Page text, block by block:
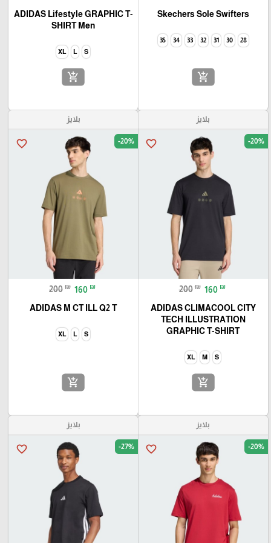
Skechers Sole Swifters
28
30
31
32
33
34
35
add_shopping_cart
ADIDAS Lifestyle GRAPHIC T-
SHIRT Men
S
L
XL
add_shopping_cart
بلايز
favorite_border -20%
200 ₪ 160 ₪
ADIDAS CLIMACOOL CITY
TECH ILLUSTRATION
GRAPHIC T-SHIRT
S
M
XL
add_shopping_cart
بلايز
favorite_border -20%
200 ₪ 160 ₪
ADIDAS M CT ILL Q2 T
S
L
XL
add_shopping_cart
بلايز
favorite_border -20%
بلايز
favorite_border -27%